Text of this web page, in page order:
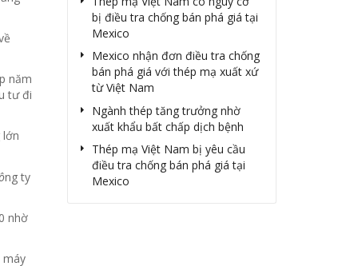
năm
tư đi
lớn
ng ty
nhờ
máy
bị điều tra chống bán phá giá tại
Mexico
Mexico nhận đơn điều tra chống
bán phá giá với thép mạ xuất xứ
từ Việt Nam
Ngành thép tăng trưởng nhờ
xuất khẩu bất chấp dịch bệnh
Thép mạ Việt Nam bị yêu cầu
điều tra chống bán phá giá tại
Mexico